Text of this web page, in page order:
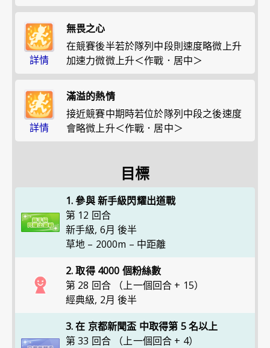
詳情
無畏之心
在競賽後半若於隊列中段則速度略微上升
加速力微微上升＜作戰．居中＞
詳情
滿溢的熱情
接近競賽中期時若位於隊列中段之後速度
會略微上升＜作戰．居中＞
目標
1. 參與 新手級閃耀出道戰
第 12 回合
新手級, 6月 後半
草地 – 2000m – 中距離
2. 取得 4000 個粉絲數
第 28 回合 （上一個回合 + 15）
經典級, 2月 後半
3. 在 京都新聞盃 中取得第 5 名以上
第 33 回合 （上一個回合 + 4）